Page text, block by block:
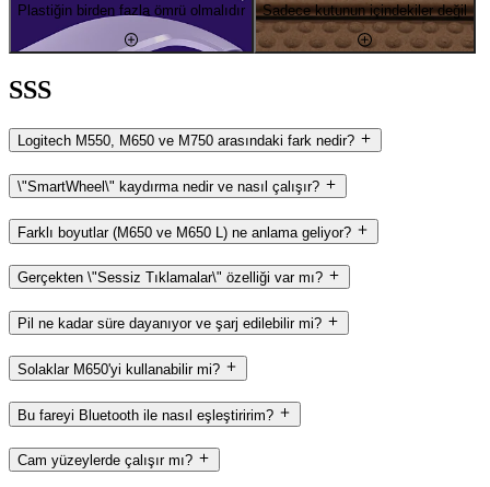
Plastiğin birden fazla ömrü olmalıdır Sadece kutunun içindekiler değil
SSS
Logitech M550, M650 ve M750 arasındaki fark nedir?
\"SmartWheel\" kaydırma nedir ve nasıl çalışır?
Farklı boyutlar (M650 ve M650 L) ne anlama geliyor?
Gerçekten \"Sessiz Tıklamalar\" özelliği var mı?
Pil ne kadar süre dayanıyor ve şarj edilebilir mi?
Solaklar M650'yi kullanabilir mi?
Bu fareyi Bluetooth ile nasıl eşleştiririm?
Cam yüzeylerde çalışır mı?